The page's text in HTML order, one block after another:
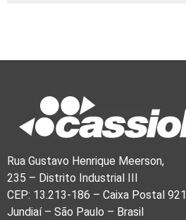
Rua Gustavo Henrique Meerson,
235 – Distrito Industrial III
CEP: 13.213-186 – Caixa Postal 921
Jundiaí – São Paulo – Brasil